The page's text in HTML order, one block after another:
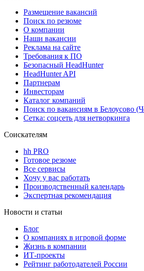
Размещение вакансий
Поиск по резюме
О компании
Наши вакансии
Реклама на сайте
Требования к ПО
Безопасный HeadHunter
HeadHunter API
Партнерам
Инвесторам
Каталог компаний
Поиск по вакансиям в Белоусово
Сетка: соцсеть для нетворкинга
Соискателям
hh PRO
Готовое резюме
Все сервисы
Хочу у вас работать
Производственный календарь
Экспертная рекомендация
Новости и статьи
Блог
О компаниях в игровой форме
Жизнь в компании
ИТ-проекты
Рейтинг работодателей России